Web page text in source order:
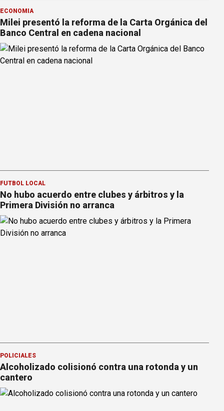
ECONOMÍA
Milei presentó la reforma de la Carta Orgánica del
Banco Central en cadena nacional
FÚTBOL LOCAL
No hubo acuerdo entre clubes y árbitros y la
Primera División no arranca
POLICIALES
Alcoholizado colisionó contra una rotonda y un
cantero